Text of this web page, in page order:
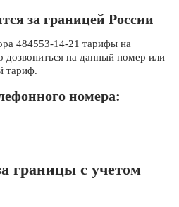
за границей России
484553-14-21 тарифы на
дозвониться на данный номер или
тариф.
номера:
границы с учетом